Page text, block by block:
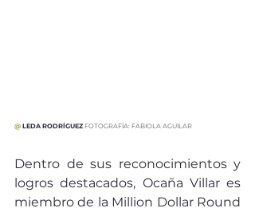
@ LEDA RODRÍGUEZ FOTOGRAFÍA: FABIOLA AGUILAR
Dentro de sus reconocimientos y
logros destacados, Ocaña Villar es
miembro de la Million Dollar Round